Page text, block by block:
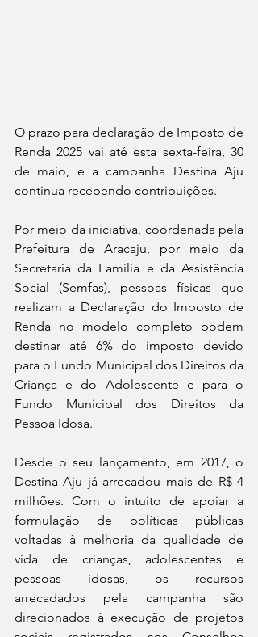
O prazo para declaração de Imposto de
Renda 2025 vai até esta sexta-feira, 30
de maio, e a campanha Destina Aju
continua recebendo contribuições.
Por meio da iniciativa, coordenada pela
Prefeitura de Aracaju, por meio da
Secretaria da Família e da Assistência
Social (Semfas), pessoas físicas que
realizam a Declaração do Imposto de
Renda no modelo completo podem
destinar até 6% do imposto devido
para o Fundo Municipal dos Direitos da
Criança e do Adolescente e para o
Fundo Municipal dos Direitos da
Pessoa Idosa.
Desde o seu lançamento, em 2017, o
Destina Aju já arrecadou mais de R$ 4
milhões. Com o intuito de apoiar a
formulação de políticas públicas
voltadas à melhoria da qualidade de
vida de crianças, adolescentes e
pessoas idosas, os recursos
arrecadados pela campanha são
direcionados à execução de projetos